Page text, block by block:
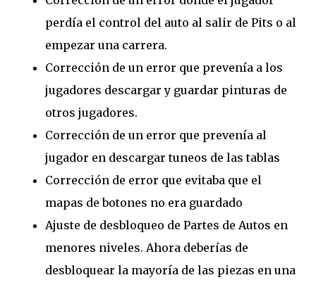
perdía el control del auto al salir de Pits o al
empezar una carrera.
Corrección de un error que prevenía a los
jugadores descargar y guardar pinturas de
otros jugadores.
Corrección de un error que prevenía al
jugador en descargar tuneos de las tablas
Corrección de error que evitaba que el
mapas de botones no era guardado
Ajuste de desbloqueo de Partes de Autos en
menores niveles. Ahora deberías de
desbloquear la mayoría de las piezas en una